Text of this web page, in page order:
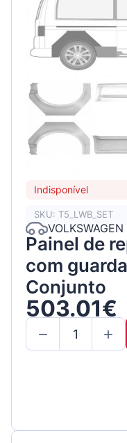
Indisponível
SKU: T5_LWB_SET
Painel de
com
Conjunto
503.01€